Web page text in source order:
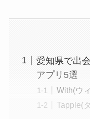
愛知県で出
アプリ5選
With(ウ
Tapple(